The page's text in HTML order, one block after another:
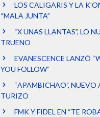
LOS CALIGARIS Y LA
“MALA JUNTA”
“X UNAS LLANTAS”, LO
TRUENO
EVANESCENCE LANZÓ
YOU FOLLOW”
“APAMBICHAO”, NUEVO
TURIZO
FMK Y FIDEL EN “TE